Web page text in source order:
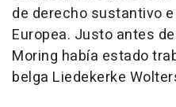
de derecho sustantivo
Europea. Justo antes
Moring había estado
belga Liedekerke